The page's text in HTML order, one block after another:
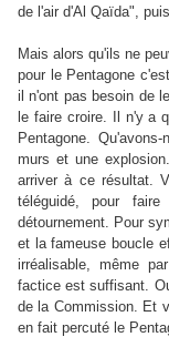
de l'air d'Al Qaïda",
Mais alors qu'ils ne
pour le Pentagone
il n'ont pas besoin de
le faire croire. Il n'y a
Pentagone.
murs et une
arriver à ce résultat.
téléguidé, pour
détournement. Pour
et la fameuse boucle
irréalisable, même
factice est suffisant.
de la Commission. Et
en fait percuté le